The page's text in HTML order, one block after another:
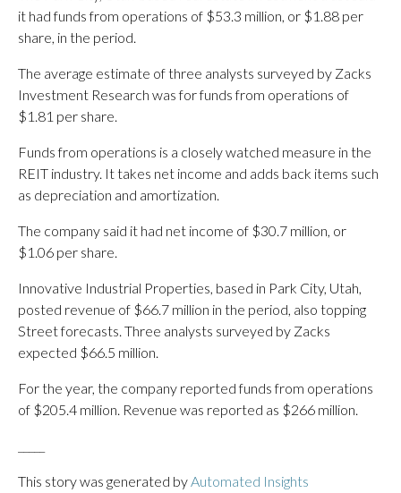
it had funds from operations of $53.3 million, or $1.88 per
share, in the period.
The average estimate of three analysts surveyed by Zacks
Investment Research was for funds from operations of
$1.81 per share.
Funds from operations is a closely watched measure in the
REIT industry. It takes net income and adds back items such
as depreciation and amortization.
The company said it had net income of $30.7 million, or
$1.06 per share.
Innovative Industrial Properties, based in Park City, Utah,
posted revenue of $66.7 million in the period, also topping
Street forecasts. Three analysts surveyed by Zacks
expected $66.5 million.
For the year, the company reported funds from operations
of $205.4 million. Revenue was reported as $266 million.
This story was generated byAutomated Insights